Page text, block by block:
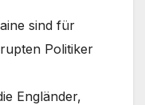
sind für
Politiker
Engländer,